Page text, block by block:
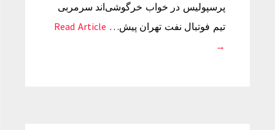
پرسپولیس در خواب خرگوشی‌اند سرمربی
تیم فوتبال نفت تهران پیش… Read Article
→